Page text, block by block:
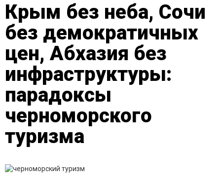
Крым без неба, Сочи
без демократичных
цен, Абхазия без
инфраструктуры:
парадоксы
черноморского
туризма